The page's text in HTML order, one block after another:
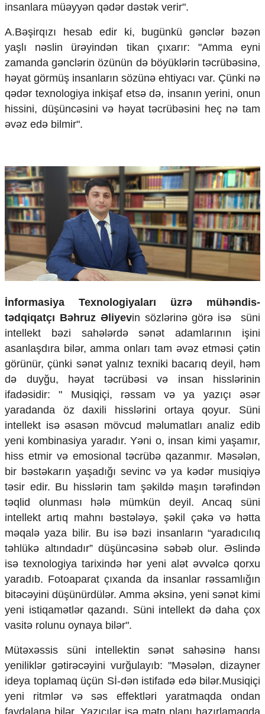
insanlara müəyyən qədər dəstək verir".
A.Bəşirqızı hesab edir ki, bugünkü gənclər bəzən
yaşlı nəslin ürəyindən tikan çıxarır: "Amma eyni
zamanda gənclərin özünün də böyüklərin təcrübəsinə,
həyat görmüş insanların sözünə ehtiyacı var. Çünki nə
qədər texnologiya inkişaf etsə də, insanın yerini, onun
hissini, düşüncəsini və həyat təcrübəsini heç nə tam
əvəz edə bilmir".
İnformasiya Texnologiyaları üzrə mühəndis-
tədqiqatçı Bəhruz Əliyevin sözlərinə görə isə süni
intellekt bəzi sahələrdə sənət adamlarının işini
asanlaşdıra bilər, amma onları tam əvəz etməsi çətin
görünür, çünki sənət yalnız texniki bacarıq deyil, həm
də duyğu, həyat təcrübəsi və insan hisslərinin
ifadəsidir: " Musiqiçi, rəssam və ya yazıçı əsər
yaradanda öz daxili hisslərini ortaya qoyur. Süni
intellekt isə əsasən mövcud məlumatları analiz edib
yeni kombinasiya yaradır. Yəni o, insan kimi yaşamır,
hiss etmir və emosional təcrübə qazanmır. Məsələn,
bir bəstəkarın yaşadığı sevinc və ya kədər musiqiyə
təsir edir. Bu hisslərin tam şəkildə maşın tərəfindən
təqlid olunması hələ mümkün deyil. Ancaq süni
intellekt artıq mahnı bəstələyə, şəkil çəkə və hətta
məqalə yaza bilir. Bu isə bəzi insanların “yaradıcılıq
təhlükə altındadır” düşüncəsinə səbəb olur. Əslində
isə texnologiya tarixində hər yeni alət əvvəlcə qorxu
yaradıb. Fotoaparat çıxanda da insanlar rəssamlığın
bitəcəyini düşünürdülər. Amma əksinə, yeni sənət kimi
yeni istiqamətlər qazandı. Süni intellekt də daha çox
vasitə rolunu oynaya bilər".
Mütəxəssis süni intellektin sənət sahəsinə hansı
yeniliklər gətirəcəyini vurğulayıb: "Məsələn, dizayner
ideya toplamaq üçün Sİ-dən istifadə edə bilər.Musiqiçi
yeni ritmlər və səs effektləri yaratmaqda ondan
faydalana bilər. Yazıçılar isə mətn planı hazırlamaqda